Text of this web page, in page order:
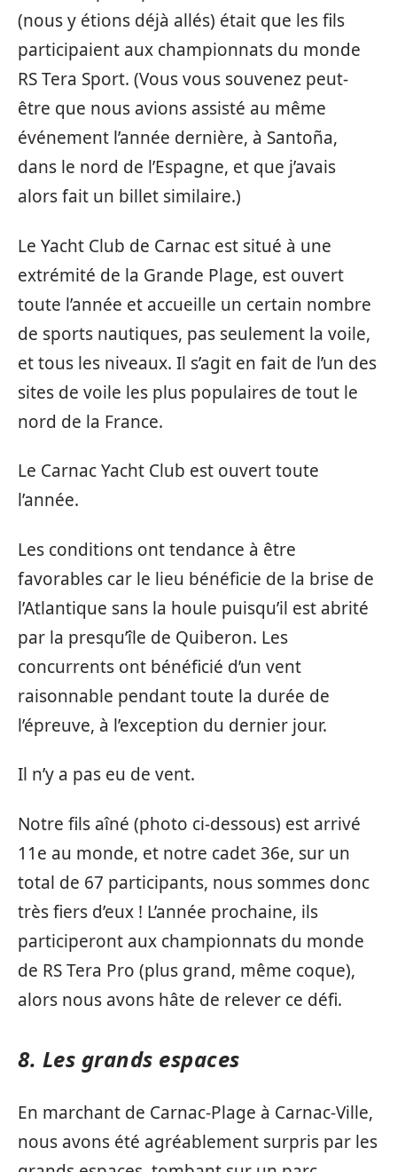
(nous y étions déjà allés) était que les fils
participaient aux championnats du monde
RS Tera Sport. (Vous vous souvenez peut-
être que nous avions assisté au même
événement l’année dernière, à Santoña,
dans le nord de l’Espagne, et que j’avais
alors fait un billet similaire.)
Le Yacht Club de Carnac est situé à une
extrémité de la Grande Plage, est ouvert
toute l’année et accueille un certain nombre
de sports nautiques, pas seulement la voile,
et tous les niveaux. Il s’agit en fait de l’un des
sites de voile les plus populaires de tout le
nord de la France.
Le Carnac Yacht Club est ouvert toute
l’année.
Les conditions ont tendance à être
favorables car le lieu bénéficie de la brise de
l’Atlantique sans la houle puisqu’il est abrité
par la presqu’île de Quiberon. Les
concurrents ont bénéficié d’un vent
raisonnable pendant toute la durée de
l’épreuve, à l’exception du dernier jour.
Il n’y a pas eu de vent.
Notre fils aîné (photo ci-dessous) est arrivé
11e au monde, et notre cadet 36e, sur un
total de 67 participants, nous sommes donc
très fiers d’eux ! L’année prochaine, ils
participeront aux championnats du monde
de RS Tera Pro (plus grand, même coque),
alors nous avons hâte de relever ce défi.
8. Les grands espaces
En marchant de Carnac-Plage à Carnac-Ville,
nous avons été agréablement surpris par les